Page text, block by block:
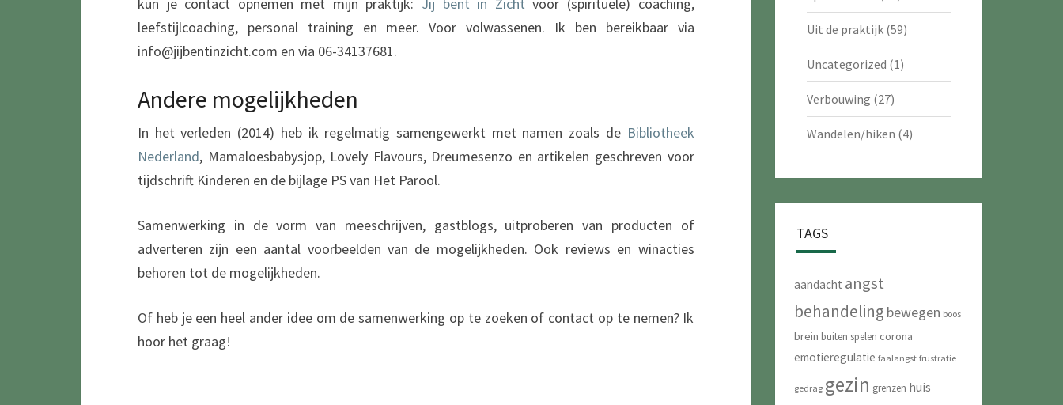
leefstijlcoaching, personal training en meer. Voor volwassenen. Ik ben bereikbaar via
info@jijbentinzicht.com en via 06-34137681.
Andere mogelijkheden
In het verleden (2014) heb ik regelmatig samengewerkt met namen zoals de Bibliotheek
Nederland, Mamaloesbabysjop, Lovely Flavours, Dreumesenzo en artikelen geschreven voor
tijdschrift Kinderen en de bijlage PS van Het Parool.
Samenwerking in de vorm van meeschrijven, gastblogs, uitproberen van producten of
adverteren zijn een aantal voorbeelden van de mogelijkheden. Ook reviews en winacties
behoren tot de mogelijkheden.
Of heb je een heel ander idee om de samenwerking op te zoeken of contact op te nemen? Ik
hoor het graag!
Uit de praktijk(59)
Uncategorized (1)
Verbouwing (27)
Wandelen/hiken (4)
TAGS
aandacht angst
behandeling bewegen boos
brein buiten spelen corona
emotieregulatie faalangst frustratie
gedrag gezin grenzen huis